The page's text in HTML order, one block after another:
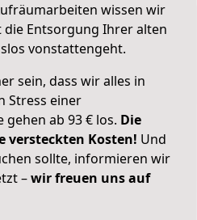
wissen wir
die Entsorgung Ihrer alten
vonstattengeht.
sein, dass wir alles in
Stress einer
ab 93 € los. Die
versteckten Kosten! Und
sollte, informieren wir
–wir freuen uns auf